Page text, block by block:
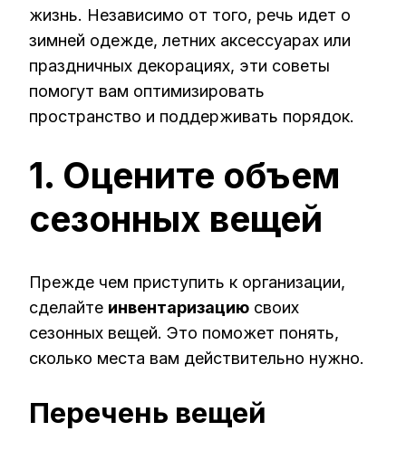
жизнь. Независимо от того, речь идет о
зимней одежде, летних аксессуарах или
праздничных декорациях, эти советы
помогут вам оптимизировать
пространство и поддерживать порядок.
1. Оцените объем
сезонных вещей
Прежде чем приступить к организации,
сделайте инвентаризацию своих
сезонных вещей. Это поможет понять,
сколько места вам действительно нужно.
Перечень вещей